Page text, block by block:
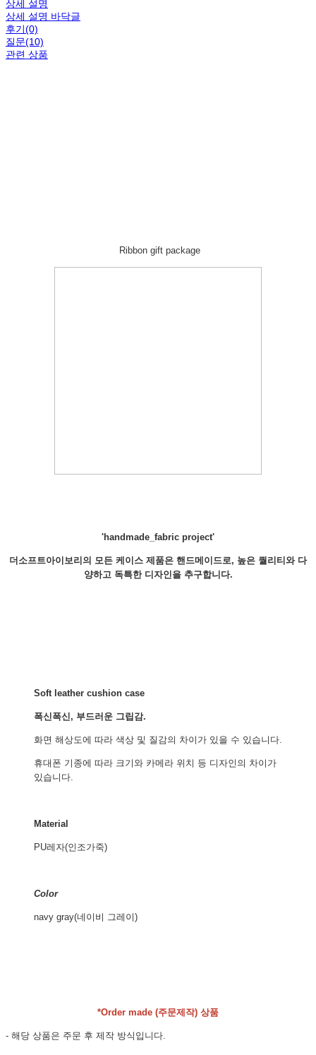
상세 설명
상세 설명 바닥글
후기(0)
질문(10)
관련 상품
Ribbon gift package
'handmade_fabric project'
더소프트아이보리의 모든 케이스 제품은 핸드메이드로, 높은 퀄리티와 다
양하고 독특한 디자인을 추구합니다.
Soft leather cushion case
폭신폭신, 부드러운 그립감.
화면 해상도에 따라 색상 및 질감의 차이가 있을 수 있습니다.
휴대폰 기종에 따라 크기와 카메라 위치 등 디자인의 차이가
있습니다.
Material
PU레자(인조가죽)
Color
navy gray(네이비 그레이)
*Order made (주문제작) 상품
- 해당 상품은 주문 후 제작 방식입니다.